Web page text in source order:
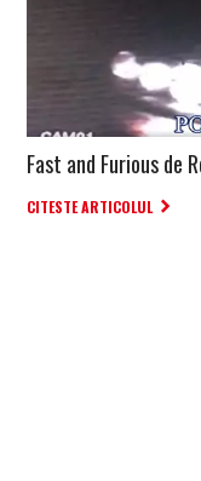
Fast and Furious de
CITESTE ARTICOLUL